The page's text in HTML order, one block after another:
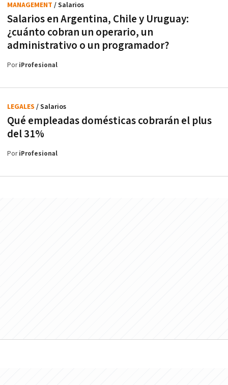
Salarios en Argentina, Chile y Uruguay:
¿cuánto cobran un operario, un
administrativo o un programador?
MANAGEMENT / Salarios
PoriProfesional
Qué empleadas domésticas cobrarán el plus
del 31%
LEGALES / Salarios
PoriProfesional